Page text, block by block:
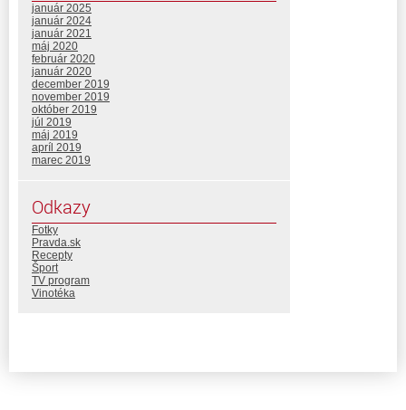
január 2025
január 2024
január 2021
máj 2020
február 2020
január 2020
december 2019
november 2019
október 2019
júl 2019
máj 2019
apríl 2019
marec 2019
Odkazy
Fotky
Pravda.sk
Recepty
Šport
TV program
Vinotéka